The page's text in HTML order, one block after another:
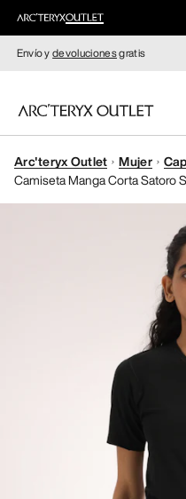
Envío ydevolucionesgratis
MUJERE
Arc'teryx Outlet Mujer
Camiseta Manga Corta Satoro